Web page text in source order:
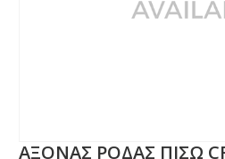
ΑΞΟΝΑΣ ΡΟΔΑΣ ΠΙΣΩ